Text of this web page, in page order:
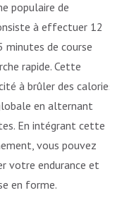
populaire de
à effectuer 12
minutes de course
rapide. Cette
à brûler des calories
en alternant
En intégrant cette
vous pouvez
votre endurance et
en forme.